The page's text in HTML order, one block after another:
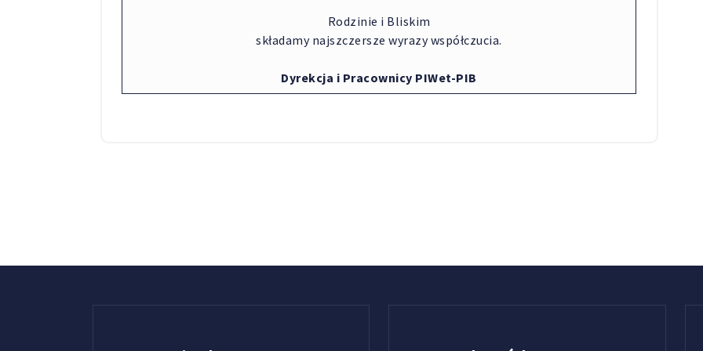
Rodzinie i Bliskim
składamy najszczersze wyrazy współczucia.
Dyrekcja i Pracownicy PIWet-PIB